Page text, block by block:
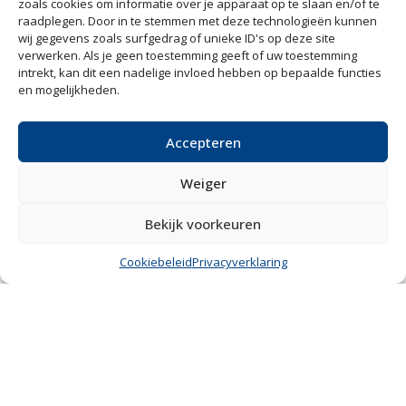
zoals cookies om informatie over je apparaat op te slaan en/of te
raadplegen. Door in te stemmen met deze technologieën kunnen
wij gegevens zoals surfgedrag of unieke ID's op deze site
verwerken. Als je geen toestemming geeft of uw toestemming
intrekt, kan dit een nadelige invloed hebben op bepaalde functies
en mogelijkheden.
Accepteren
Weiger
Bekijk voorkeuren
CookiebeleidPrivacyverklaring
Genie Hoogwerker GS-1532 bj2017!!